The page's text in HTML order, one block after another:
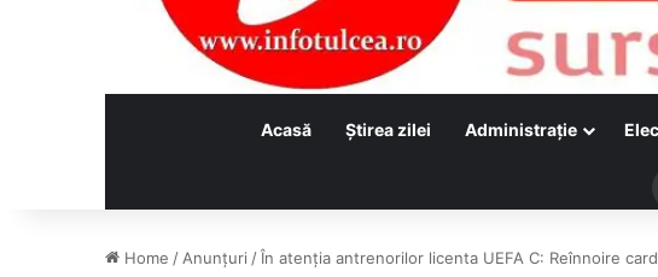
Acasă Ştirea zilei Administraţie
Home /Anunţuri /În atenția antrenorilor licenta UEFA C: Reînnoire